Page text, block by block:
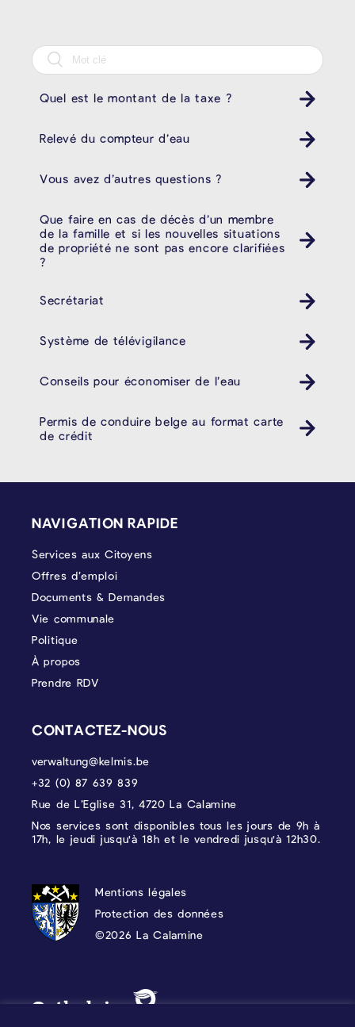
Quel est le montant de la taxe ?
Relevé du compteur d’eau
Vous avez d’autres questions ?
Que faire en cas de décès d’un membre
de la famille et si les nouvelles situations
de propriété ne sont pas encore clarifiées
?
Secrétariat
Système de télévigilance
Conseils pour économiser de l’eau
Permis de conduire belge au format carte
de crédit
NAVIGATION RAPIDE
Services aux Citoyens
Offres d’emploi
Documents & Demandes
Vie communale
Politique
À propos
Prendre RDV
CONTACTEZ-NOUS
verwaltung@kelmis.be
+32 (0) 87 639 839
Rue de L’Eglise 31, 4720 La Calamine
Nos services sont disponibles tous les jours de 9h à
17h, le jeudi jusqu'à 18h et le vendredi jusqu'à 12h30.
PROTECTION DES DONNÉES, MENTIONS
Mentions légales
Protection des données
©2026 La Calamine